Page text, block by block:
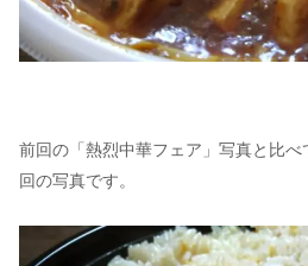
前回の「熱烈中華フェア」写真と比
回の写真です。